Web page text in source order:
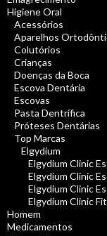
Higiene Oral
Acessórios
Aparelhos
Colutórios
Crianças
Doenças da Boca
Escova Dentária
Escovas
Pasta Dentrífica
Próteses Dentárias
Top Marcas
Elgydium
Elgydium Clinic
Elgydium Clinic
Elgydium Clinic
Elgydium Clinic
Homem
Medicamentos